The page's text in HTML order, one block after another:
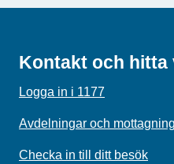
Kontakt och hitta
Logga in i 1177
Avdelningar och
Checka in till ditt besök